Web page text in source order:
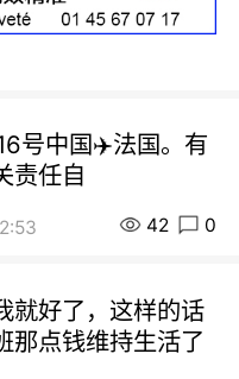
号中国✈️法国。有
责任自
42 0
就好了，这样的话
那点钱维持生活了